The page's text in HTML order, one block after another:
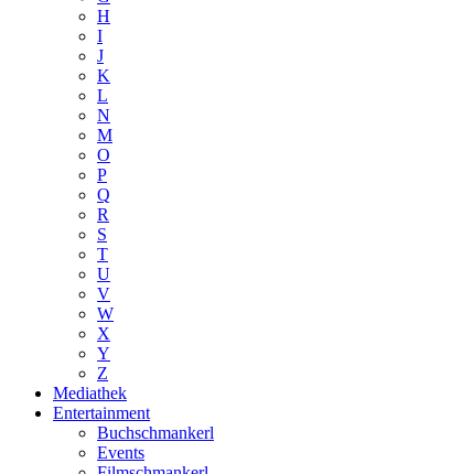
H
I
J
K
L
N
M
O
P
Q
R
S
T
U
V
W
X
Y
Z
Mediathek
Entertainment
Buchschmankerl
Events